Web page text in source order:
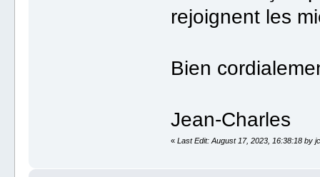
rejoignent les
Bien
Jean-Charles
«Last Edit: August 17, 2023, 16:38:18 by